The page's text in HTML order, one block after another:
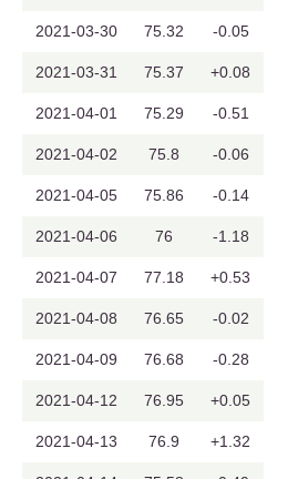
2021-03-30 75.32 -0.05
2021-03-31 75.37 +0.08
2021-04-01 75.29 -0.51
2021-04-02 75.8 -0.06
2021-04-05 75.86 -0.14
2021-04-06 76 -1.18
2021-04-07 77.18 +0.53
2021-04-08 76.65 -0.02
2021-04-09 76.68 -0.28
2021-04-12 76.95 +0.05
2021-04-13 76.9 +1.32